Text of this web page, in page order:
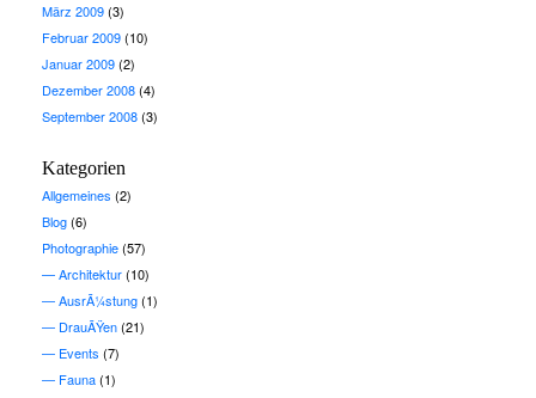
März 2009(3)
Februar 2009(10)
Januar 2009(2)
Dezember 2008(4)
September 2008(3)
Kategorien
Allgemeines (2)
Blog(6)
Photographie(57)
Architektur(10)
AusrÃ¼stung(1)
DrauÃŸen(21)
Events (7)
Fauna(1)